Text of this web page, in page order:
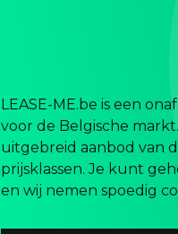
LEASE-ME.be is een
voor de Belgische
uitgebreid aanbod van
prijsklassen. Je kunt
en wij nemen spoedig